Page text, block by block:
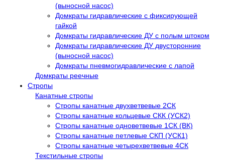
(выносной насос)
Домкраты гидравлические с фиксирующей
гайкой
Домкраты гидравлические ДУ c полым штоком
Домкраты гидравлические ДУ двусторонние
(выносной насос)
Домкраты пневмогидравлические с лапой
Домкраты реечные
Стропы
Канатные стропы
Стропы канатные двухветвевые 2СК
Стропы канатные кольцевые СКК (УСК2)
Стропы канатные одноветвевые 1СК (ВК)
Стропы канатные петлевые СКП (УСК1)
Стропы канатные четырехветвевые 4СК
Текстильные стропы